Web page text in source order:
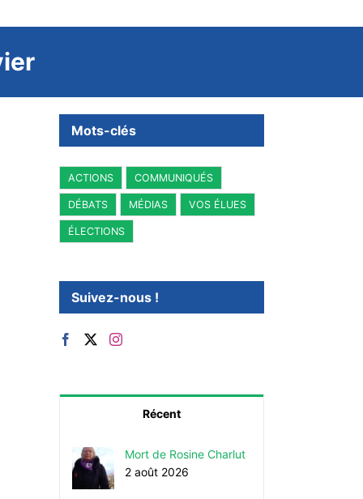
Mots-clés
ACTIONS COMMUNIQUÉS
DÉBATS MÉDIAS VOS ÉLUES
ÉLECTIONS
Suivez-nous !
Récent
Mort de Rosine Charlut
2 août 2026